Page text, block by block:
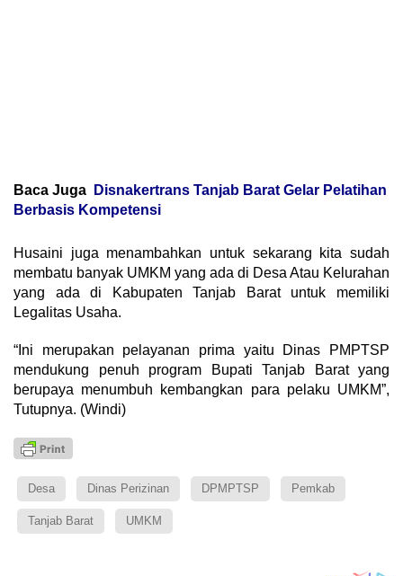
Baca Juga
Disnakertrans Tanjab Barat Gelar Pelatihan
Berbasis Kompetensi
Husaini juga menambahkan untuk sekarang kita sudah
membatu banyak UMKM yang ada di Desa Atau Kelurahan
yang ada di Kabupaten Tanjab Barat untuk memiliki
Legalitas Usaha.
“Ini merupakan pelayanan prima yaitu Dinas PMPTSP
mendukung penuh program Bupati Tanjab Barat yang
berupaya menumbuh kembangkan para pelaku UMKM”,
Tutupnya. (Windi)
Desa Dinas Perizinan DPMPTSP Pemkab
Tanjab Barat UMKM